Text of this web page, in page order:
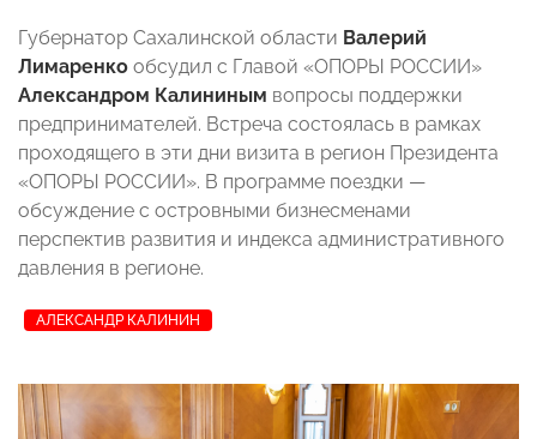
Губернатор Сахалинской области Валерий
Лимаренко обсудил с Главой «ОПОРЫ РОССИИ»
Александром Калининым вопросы поддержки
предпринимателей. Встреча состоялась в рамках
проходящего в эти дни визита в регион Президента
«ОПОРЫ РОССИИ». В программе поездки —
обсуждение с островными бизнесменами
перспектив развития и индекса административного
давления в регионе.
АЛЕКСАНДР КАЛИНИН